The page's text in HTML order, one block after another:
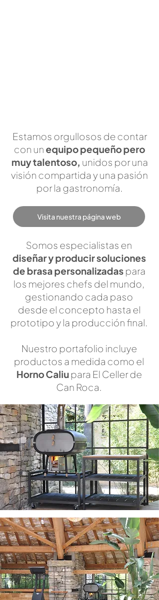
Estamos orgullosos de contar
con unequipo pequeño pero
muy talentoso, unidos por una
visión compartida y una pasión
por la gastronomía.
Visita nuestra página web
Somos especialistas en
diseñar y producir soluciones
de brasa personalizadas para
los mejores chefs del mundo,
gestionando cada paso
desde el concepto hasta el
prototipo y la producción final.
Nuestro portafolio incluye
productos a medida como el
Horno Caliu para El Celler de
Can Roca.